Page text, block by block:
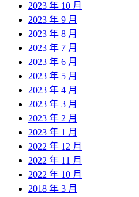
2023 年 10 月
2023 年 9 月
2023 年 8 月
2023 年 7 月
2023 年 6 月
2023 年 5 月
2023 年 4 月
2023 年 3 月
2023 年 2 月
2023 年 1 月
2022 年 12 月
2022 年 11 月
2022 年 10 月
2018 年 3 月